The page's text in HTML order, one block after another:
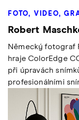
FOTO, VIDEO,
Robert
Německý fotograf
hraje ColorEdge
při úpravách
profesionálními